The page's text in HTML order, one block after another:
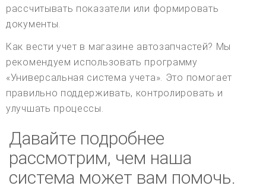
рассчитывать показатели или формировать
документы.
Как вести учет в магазине автозапчастей? Мы
рекомендуем использовать программу
«Универсальная система учета». Это помогает
правильно поддерживать, контролировать и
улучшать процессы.
Давайте подробнее
рассмотрим, чем наша
система может вам помочь.